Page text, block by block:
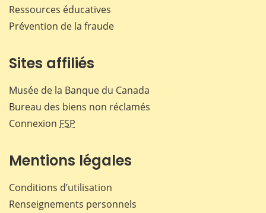
Ressources éducatives
Prévention de la fraude
Sites affiliés
Musée de la Banque du Canada
Bureau des biens non réclamés
Connexion FSP
Mentions légales
Conditions d’utilisation
Renseignements personnels